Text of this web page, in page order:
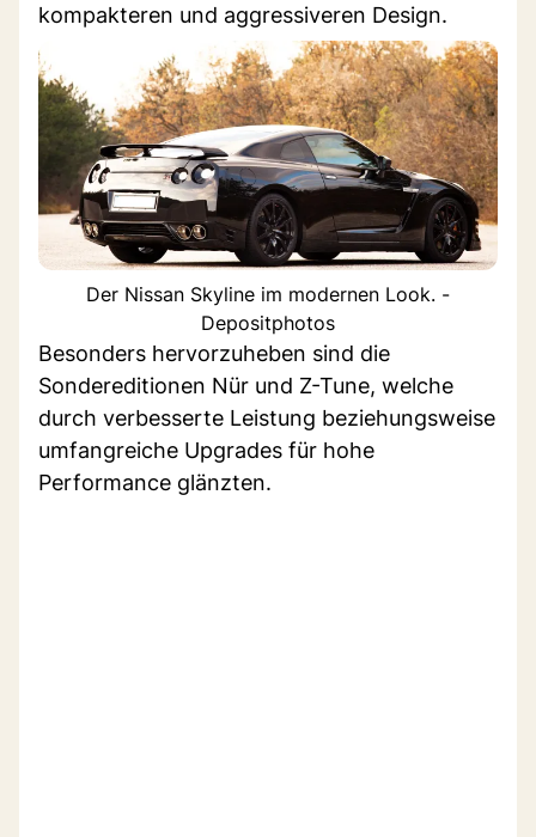
kompakteren und aggressiveren Design.
Der Nissan Skyline im modernen Look. -
Depositphotos
Besonders hervorzuheben sind die
Sondereditionen Nür und Z-Tune, welche
durch verbesserte Leistung beziehungsweise
umfangreiche Upgrades für hohe
Performance glänzten.